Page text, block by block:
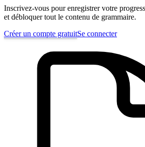
Inscrivez-vous pour enregistrer votre
et débloquer tout le contenu de grammaire.
Créer un compte gratuitSe connecter